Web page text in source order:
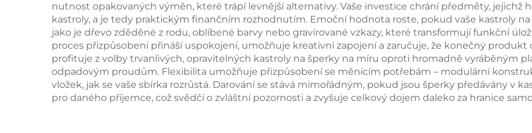
nutnost opakovaných výměn, které trápí levnější alternativy. Vaše investice chrání předměty, jejichž
kastroly, a je tedy praktickým finančním rozhodnutím. Emoční hodnota roste, pokud vaše kastroly
jako je dřevo zděděné z rodu, oblíbené barvy nebo gravírované vzkazy, které transformují funkční
proces přizpůsobení přináší uspokojení, umožňuje kreativní zapojení a zaručuje, že konečný produkt
profituje z volby trvanlivých, opravitelných kastroly na šperky na míru oproti hromadně vyráběným
odpadovým proudům. Flexibilita umožňuje přizpůsobení se měnícím potřebám – modulární
vložek, jak se vaše sbírka rozrůstá. Darování se stává mimořádným, pokud jsou šperky předávány v
pro daného příjemce, což svědčí o zvláštní pozornosti a zvyšuje celkový dojem daleko za hranice